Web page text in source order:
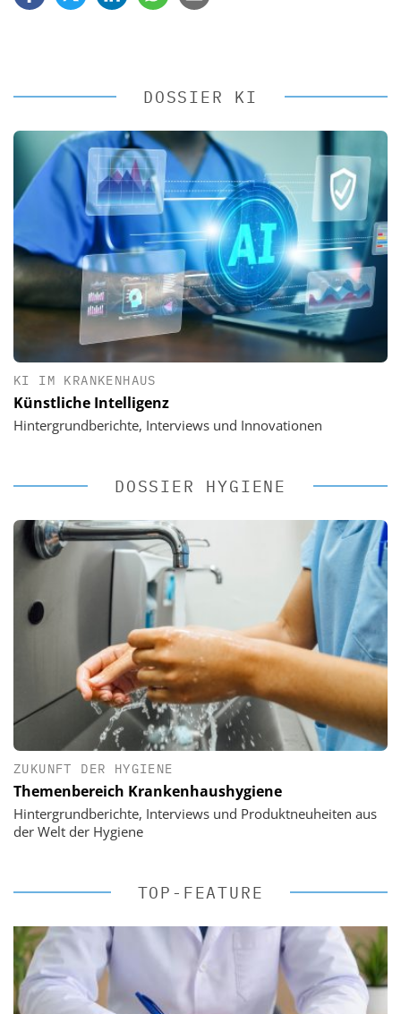
DOSSIER KI
KI IM KRANKENHAUS
Künstliche Intelligenz
Hintergrundberichte, Interviews und Innovationen
DOSSIER HYGIENE
ZUKUNFT DER HYGIENE
Themenbereich Krankenhaushygiene
Hintergrundberichte, Interviews und Produktneuheiten aus
der Welt der Hygiene
TOP-FEATURE